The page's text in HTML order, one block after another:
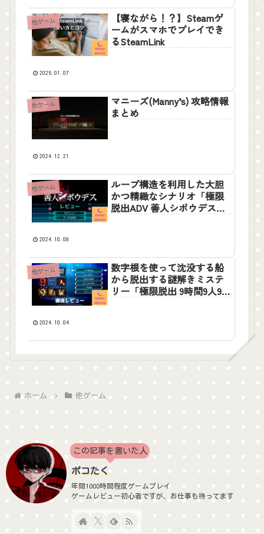
他ゲーム
【寝ながら！？】Steamゲ
ームがスマホでプレイでき
るSteamLink
2025.01.07
他ゲーム
マニーズ(Manny’s) 攻略情報
まとめ
2024.12.21
他ゲーム
ループ構造を利用した大胆
かつ精緻なシナリオ「極限
脱出ADV 善人シボウデス」
2024.10.08
他ゲーム
数字根を使って沈没する船
から脱出する謎解きミステ
リー「極限脱出 9時間9人9の
2024.10.04
ホーム 他ゲーム
この記事を書いた人
ポコたく
年間1000時間程度ゲームプレイ
ゲームレビュー初心者ですが、お仕事も待ってます